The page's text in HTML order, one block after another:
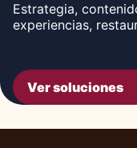
Estrategia,
experiencias,
Ver soluciones